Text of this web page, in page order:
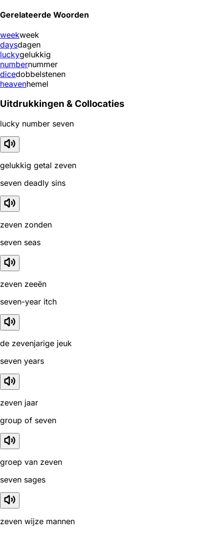
Gerelateerde Woorden
weekweek
daysdagen
luckygelukkig
numbernummer
dicedobbelstenen
heavenhemel
Uitdrukkingen & Collocaties
lucky number seven
gelukkig getal zeven
seven deadly sins
zeven zonden
seven seas
zeven zeeën
seven-year itch
de zevenjarige jeuk
seven years
zeven jaar
group of seven
groep van zeven
seven sages
zeven wijze mannen